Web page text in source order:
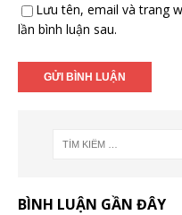
Lưu tên, email và trang
lần bình luận sau.
BÌNH LUẬN GẦN ĐÂY